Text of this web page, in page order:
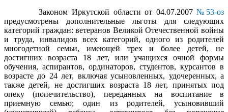
Законом Иркутской области от 04.07.2007№53-оз
предусмотрены дополнительные льготы для следующих
категорий граждан:ветеранов Великой Отечественной войны
и труда, инвалидов всех категорий, одного из родителей
многодетной семьи, имеющей трех и более детей, не
достигших возраста 18 лет, или учащихся очной формы
обучения, аспирантов, ординаторов, студентов, курсантов в
возрасте до 24 лет, включая усыновленных, удочеренных, а
также детей, не достигших возраста 18 лет, принятых под
опеку (попечительство), переданных на воспитание в
приемную семью; один из родителей, усыновивший